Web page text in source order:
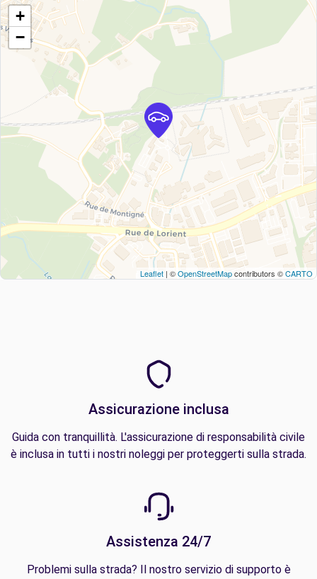
+
−
Leaflet | ©OpenStreetMapcontributors ©CARTO
Assicurazione inclusa
Guida con tranquillità. L'assicurazione di responsabilità civile
è inclusa in tutti i nostri noleggi per proteggerti sulla strada.
Assistenza 24/7
Problemi sulla strada? Il nostro servizio di supporto è